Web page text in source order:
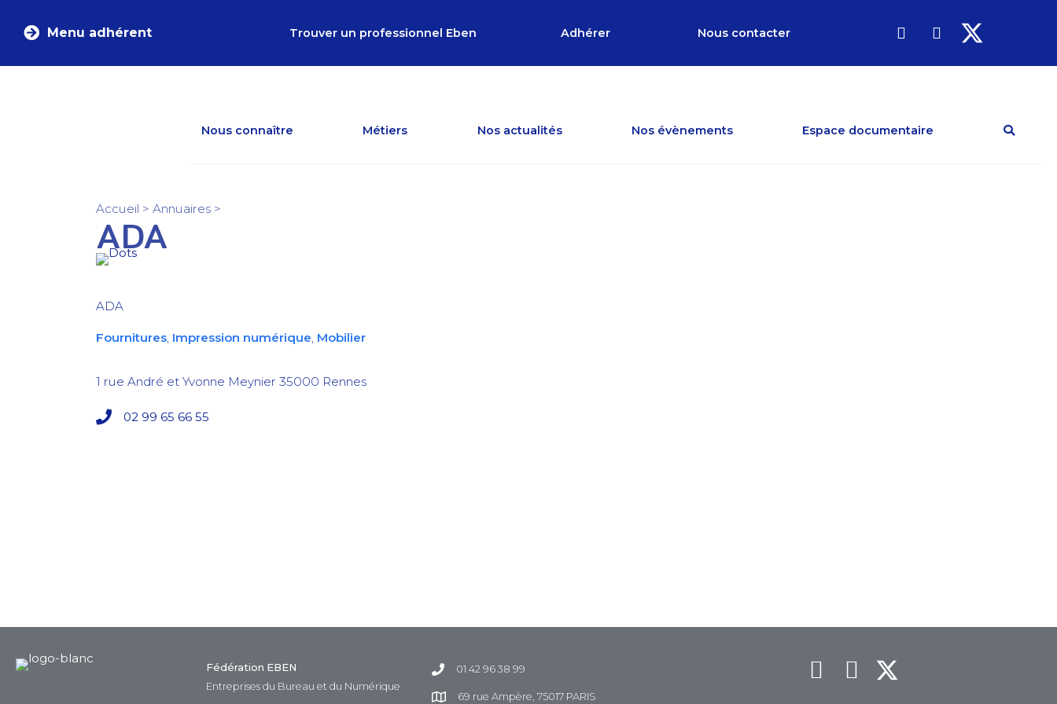
Menu adhérent Trouver un professionnel Eben Adhérer Nous contacter
Nous connaître Métiers Nos actualités Nos évènements Espace documentaire
Accueil > Annuaires >
ADA
ADA
Fournitures, Impression numérique, Mobilier
1 rue André et Yvonne Meynier 35000 Rennes
02 99 65 66 55
Fédération EBEN
Entreprises du Bureau et du Numérique
01 42 96 38 99
69 rue Ampère, 75017 PARIS